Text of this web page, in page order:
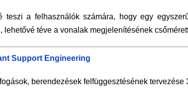
teszi a felhasználók számára, hogy egy
lehetővé téve a vonalak megjelenítésének
Support Engineering
berendezések felfüggesztésének